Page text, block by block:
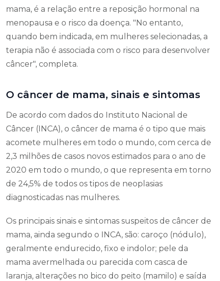
mama, é a relação entre a reposição hormonal na
menopausa e o risco da doença. "No entanto,
quando bem indicada, em mulheres selecionadas, a
terapia não é associada com o risco para desenvolver
câncer", completa.
O câncer de mama, sinais e sintomas
De acordo com dados do Instituto Nacional de
Câncer (INCA), o câncer de mama é o tipo que mais
acomete mulheres em todo o mundo, com cerca de
2,3 milhões de casos novos estimados para o ano de
2020 em todo o mundo, o que representa em torno
de 24,5% de todos os tipos de neoplasias
diagnosticadas nas mulheres.
Os principais sinais e sintomas suspeitos de câncer de
mama, ainda segundo o INCA, são: caroço (nódulo),
geralmente endurecido, fixo e indolor; pele da
mama avermelhada ou parecida com casca de
laranja, alterações no bico do peito (mamilo) e saída